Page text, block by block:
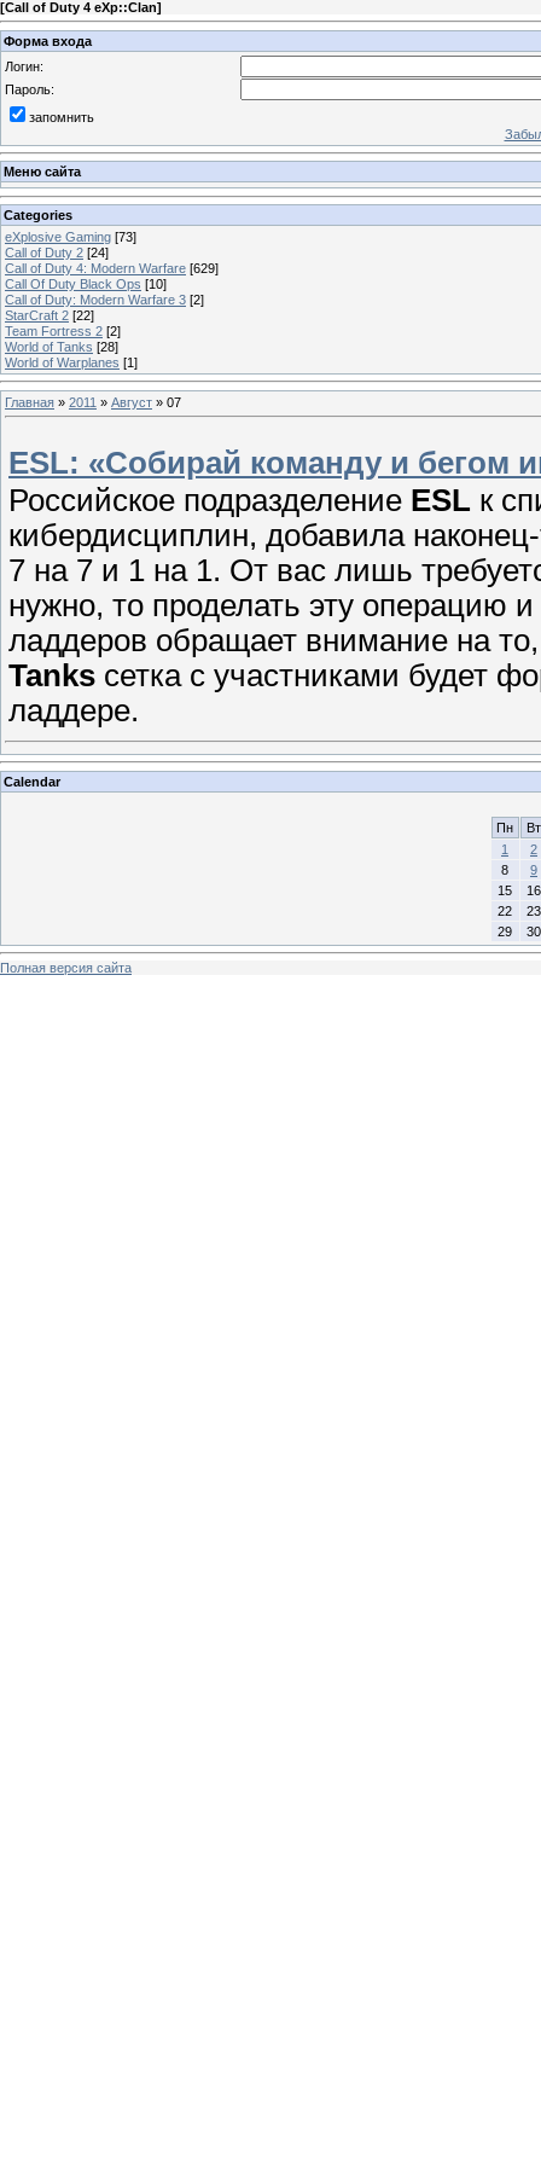
[Call of Duty 4 eXp::Clan]
Форма входа
Логин:
Пароль:
запомнить
Меню сайта
Categories
eXplosive Gaming [73]
Call of Duty 2 [24]
Call of Duty 4: Modern Warfare [629]
Call Of Duty Black Ops [10]
Call of Duty: Modern Warfare 3 [2]
StarCraft 2 [22]
Team Fortress 2 [2]
World of Tanks [28]
World of Warplanes [1]
Главная » 2011 » Август » 07
ESL: «Собирай команду и бегом
Российское подразделение ESL к
кибердисциплин, добавила
7 на 7 и 1 на 1. От вас лишь
нужно, то проделать эту операцию
ладдеров обращает внимание на
Tanks сетка с участниками будет
ладдере.
Calendar
Пн
Вт
1
2
8
9
15
16
22
23
29
30
Полная версия сайта